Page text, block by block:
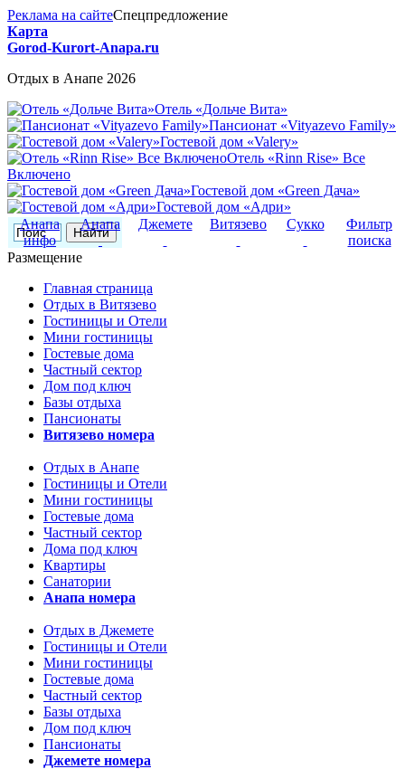
Реклама на сайтеСпецпредложение
Карта
Gorod-Kurort-Anapa.ru
Отдых в Анапе 2026
Отель «Дольче Вита»
Пансионат «Vityazevo Family»
Гостевой дом «Valery»
Отель «Rinn Rise» Все
Включено
Гостевой дом «Green Дача»
Гостевой дом «Адри»
Анапа
инфо
Анапа Джемете Витязево Сукко
Фильтр
поиска
Размещение
Главная страница
Отдых в Витязево
Гостиницы и Отели
Мини гостиницы
Гостевые дома
Частный сектор
Дом под ключ
Базы отдыха
Пансионаты
Витязево номера
Отдых в Анапе
Гостиницы и Отели
Мини гостиницы
Гостевые дома
Частный сектор
Дома под ключ
Квартиры
Санатории
Анапа номера
Отдых в Джемете
Гостиницы и Отели
Мини гостиницы
Гостевые дома
Частный сектор
Базы отдыха
Дом под ключ
Пансионаты
Джемете номера